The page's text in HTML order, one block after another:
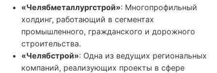
«Челябметаллургстрой»: Многопрофильный
холдинг, работающий в сегментах
промышленного, гражданского и дорожного
строительства.
«Челябстрой»: Одна из ведущих региональных
компаний, реализующих проекты в сфере